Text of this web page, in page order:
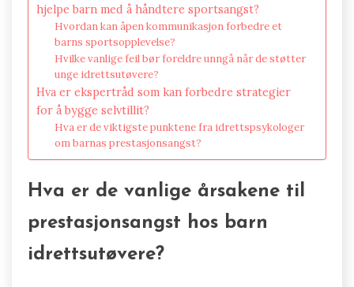
hjelpe barn med å håndtere sportsangst?
Hvordan kan åpen kommunikasjon forbedre et
barns sportsopplevelse?
Hvilke vanlige feil bør foreldre unngå når de støtter
unge idrettsutøvere?
Hva er ekspertråd som kan forbedre strategier
for å bygge selvtillit?
Hva er de viktigste punktene fra idrettspsykologer
om barnas prestasjonsangst?
Hva er de vanlige årsakene til
prestasjonsangst hos barn
idrettsutøvere?